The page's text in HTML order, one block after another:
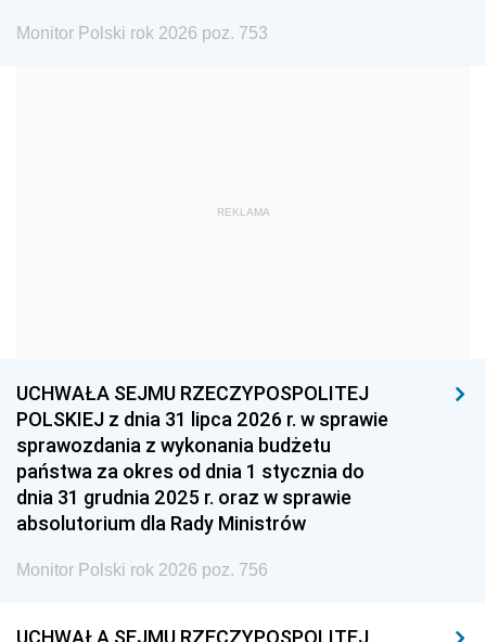
1975 1974
1959
1939 1938 1937
1936 1930
Monitor Polski rok 2026 poz. 753
REKLAMA
UCHWAŁA SEJMU RZECZYPOSPOLITEJ
POLSKIEJ z dnia 31 lipca 2026 r. w sprawie
sprawozdania z wykonania budżetu
państwa za okres od dnia 1 stycznia do
dnia 31 grudnia 2025 r. oraz w sprawie
absolutorium dla Rady Ministrów
Monitor Polski rok 2026 poz. 756